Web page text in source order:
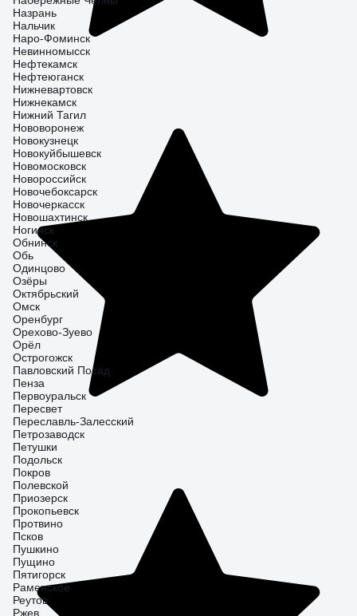
Назрань
Нальчик
Наро-Фоминск
Невинномысск
Нефтекамск
Нефтеюганск
Нижневартовск
Нижнекамск
Нижний Тагил
Нововоронеж
Новокузнецк
Новокуйбышевск
Новомосковск
Новороссийск
Новочебоксарск
Новочеркасск
Новошахтинск
Ногинск
Обнинск
Обь
Одинцово
Озёры
Октябрьский
Омск
Оренбург
Орехово-Зуево
Орёл
Острогожск
Павловский Посад
Пенза
Первоуральск
Пересвет
Переславль-Залесский
Петрозаводск
Петушки
Подольск
Покров
Полевской
Приозерск
Прокопьевск
Протвино
Псков
Пушкино
Пущино
Пятигорск
Раменское
Реутов
Ржев